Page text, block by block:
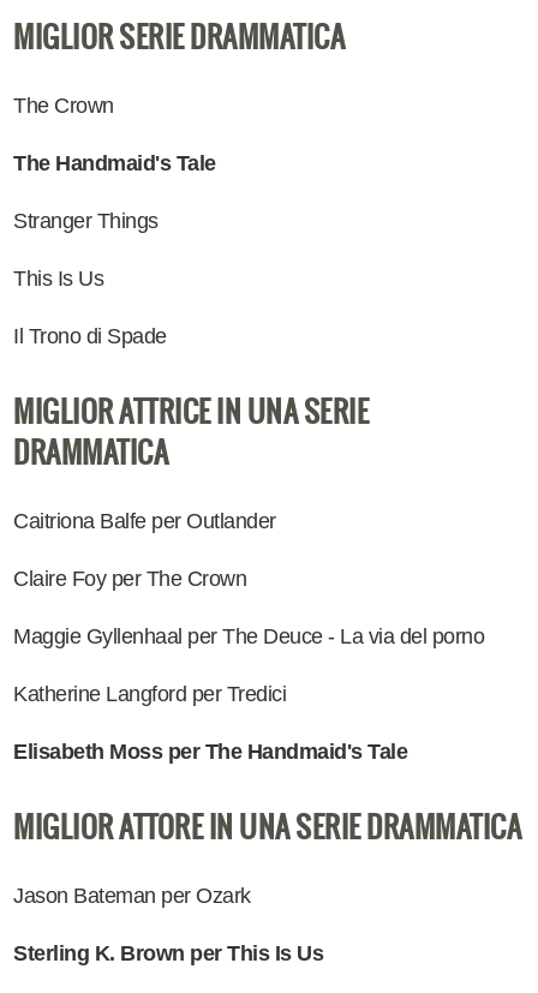
MIGLIOR SERIE DRAMMATICA
The Crown
The Handmaid's Tale
Stranger Things
This Is Us
Il Trono di Spade
MIGLIOR ATTRICE IN UNA SERIE
DRAMMATICA
Caitriona Balfe per Outlander
Claire Foy per The Crown
Maggie Gyllenhaal per The Deuce - La via del porno
Katherine Langford per Tredici
Elisabeth Moss per The Handmaid's Tale
MIGLIOR ATTORE IN UNA SERIE DRAMMATICA
Jason Bateman per Ozark
Sterling K. Brown per This Is Us